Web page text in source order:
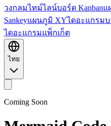
วงกลมไทม์ไลน์บอร์ด Kanbanแ
Sankeyแผนภูมิ XYไดอะแกรม
ไดอะแกรมแพ็กเก็ต
ไทย
Coming Soon